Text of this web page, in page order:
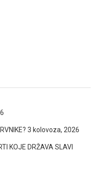
3 kolovoza, 2026
KOJE DRŽAVA SLAVI